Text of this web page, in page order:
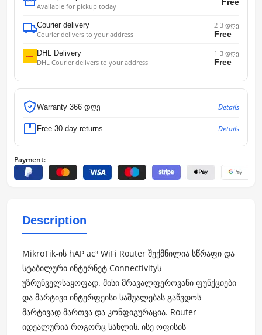
Available for pickup today
Courier delivery
Courier delivers to your address
2-3 დღე
Free
DHL Delivery
DHL Courier delivers to your address
1-3 დღე
Free
Warranty 366 დღე Details
Free 30-day returns Details
Payment:
Description
MikroTik-ის hAP ac³ WiFi Router შექმნილია სწრაფი და
სტაბილური ინტერნეტ Connectivityს
უზრუნველსაყოფად. მისი მრავალფეროვანი ფუნქციები
და მარტივი ინტერფეისი საშუალებას გაწვდოს
მარტივად მართვა და კონფიგურაცია. Router
იდეალურია როგორც სახლის, ისე ოფისის